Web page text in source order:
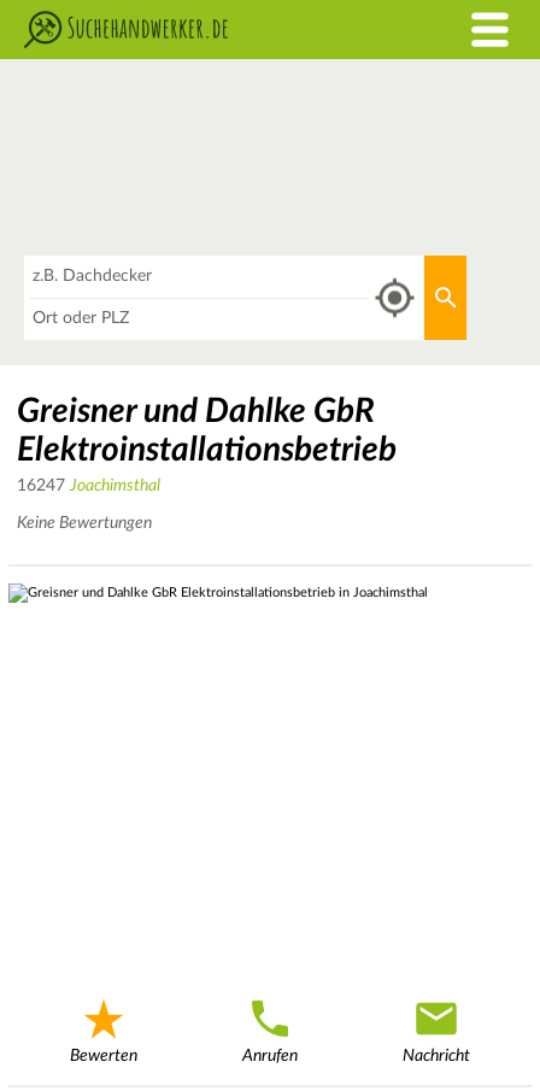
Greisner und Dahlke GbR
Elektroinstallationsbetrieb
16247Joachimsthal
Keine Bewertungen
Bewerten Anrufen Nachricht